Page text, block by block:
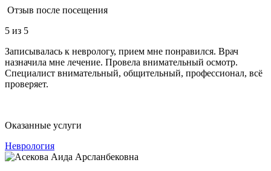
Отзыв после посещения
5 из 5
Записывалась к неврологу, прием мне понравился. Врач
назначила мне лечение. Провела внимательный осмотр.
Специалист внимательный, общительный, профессионал, всё
проверяет.
Оказанные услуги
Неврология